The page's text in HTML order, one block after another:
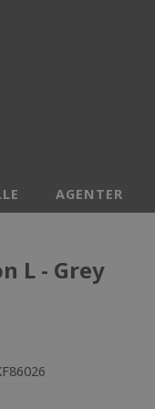
AGENTER
L - Grey